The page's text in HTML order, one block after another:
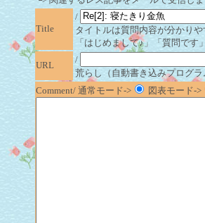
Title
/
タイトルは質問内容が分かり
「はじめまして♪」「質問で
URL
/
荒らし（自動書き込みプログ
Comment/ 通常モード->
図表モード->